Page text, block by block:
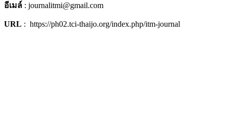
อีเมล์ : journalitmi@gmail.com
URL : https://ph02.tci-thaijo.org/index.php/itm-journal